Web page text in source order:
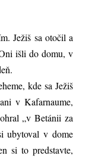
Ježiš sa otočil a
išli do domu, v
kde sa Ježiš
v Kafarnaume,
„v Betánii za
ubytoval v dome
si to predstavte,